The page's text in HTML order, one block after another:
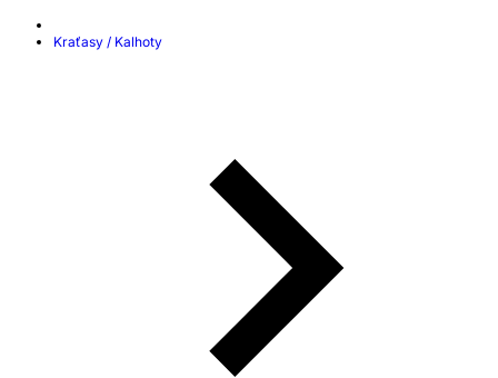
Kraťasy / Kalhoty